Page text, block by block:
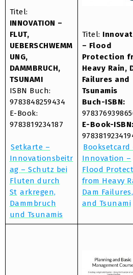
Titel:
INNOVATION –
FLUT,
UEBERSCHWEMM
UNG,
DAMMBRUCH,
TSUNAMI
ISBN Buch:
9783848259434
E-Book:
9783819234187
Setkarte –
Innovationsbeitr
ag – Schutz bei
Fluten durch
St arkregen,
Dammbruch
und Tsunamis
Titel:
– Flood
Protection
Heavy Rain,
Failures and
Tsunamis
Buch-ISBN:
E-Book-ISBN:
Booksetcard
Innovation –
Flood
from Heavy
Dam Failures,
and Tsunami